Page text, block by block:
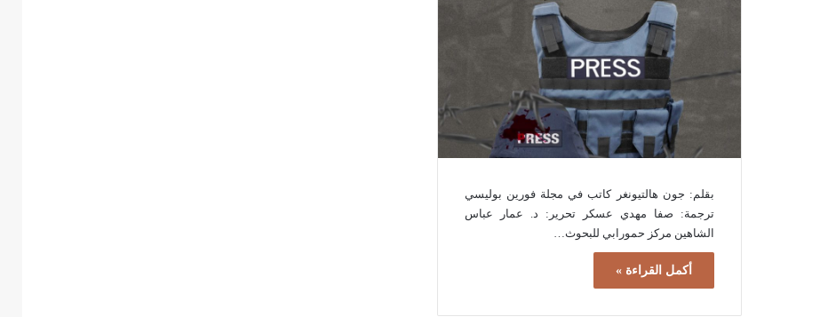
بقلم: جون هالتيونغر كاتب في مجلة فورين بوليسي
ترجمة: صفا مهدي عسكر تحرير: د. عمار عباس
الشاهين مركز حمورابي للبحوث…
أكمل القراءة »